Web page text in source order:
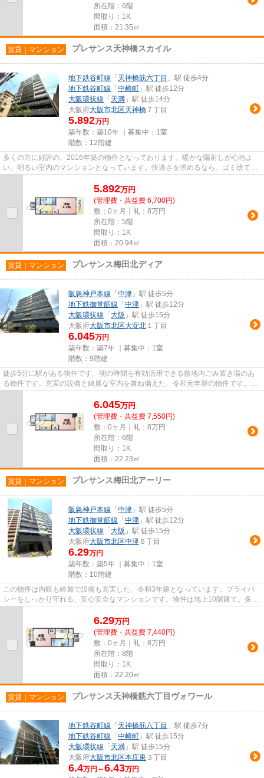
所在階：6階
間取り：1K
面積：21.35㎡
賃貸｜マンション プレサンス天神橋スカイル
地下鉄谷町線 「 天神橋筋六丁目 」駅 徒歩4分
地下鉄谷町線 「 中崎町 」駅 徒歩12分
大阪環状線 「 天満 」駅 徒歩14分
大阪府大阪市北区天神橋 ７丁目
5.892万円
築年数：築10年 ｜募集中： 1室
階数：12階建
多くの方に好評の、2016年築の物件となっております。暖かな陽射しが心地よ
い、明るい室内のマンションとなっています。快適さを求めるなら、ゴミ捨てが
5.892万円
(管理費・共益費 6,700円)
敷：0ヶ月｜礼：8万円
所在階：5階
間取り：1K
面積：20.94㎡
賃貸｜マンション プレサンス梅田北ディア
阪急神戸本線 「 中津 」駅 徒歩5分
地下鉄御堂筋線 「 中津 」駅 徒歩12分
大阪環状線 「 大阪 」駅 徒歩15分
大阪府大阪市北区大淀北 １丁目
6.045万円
築年数：築7年 ｜募集中： 1室
階数：9階建
徒歩5分に駅がある物件です。朝の時間を有効活用できる敷地内ごみ置き場のあ
る物件です。充実の設備と綺麗な室内を兼ね備えた、令和元年築の物件です。こ
6.045万円
(管理費・共益費 7,550円)
敷：0ヶ月｜礼：8万円
所在階：6階
間取り：1K
面積：22.23㎡
賃貸｜マンション プレサンス梅田北アーリー
阪急神戸本線 「 中津 」駅 徒歩5分
地下鉄御堂筋線 「 中津 」駅 徒歩12分
大阪環状線 「 大阪 」駅 徒歩15分
大阪府大阪市北区中津 ６丁目
6.29万円
築年数：築5年 ｜募集中： 1室
階数：10階建
この物件は内観も綺麗で設備も充実した、令和3年築となっています。プライバ
シーをしっかり守れる、安心安全なマンションです。物件は地上10階建て。多く
6.29万円
(管理費・共益費 7,440円)
敷：0ヶ月｜礼：8万円
所在階：8階
間取り：1K
面積：22.20㎡
賃貸｜マンション プレサンス天神橋筋六丁目ヴォワール
地下鉄谷町線 「 天神橋筋六丁目 」駅 徒歩7分
地下鉄谷町線 「 中崎町 」駅 徒歩15分
大阪環状線 「 天満 」駅 徒歩15分
大阪府大阪市北区本庄東 ３丁目
6.4万円～6.43万円